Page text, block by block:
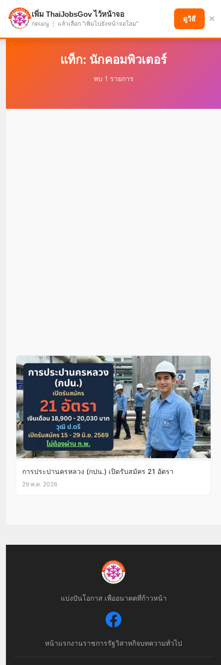
แบ่งปันโอกาส เพื่ออนาคตที่ก้าวหน้า
แท็ก: นักคอมพิวเตอร์
พบ 1 รายการ
การประปานครหลวง (กปน.) เปิดรับสมัคร 21 อัตรา
29 พ.ค. 2026
แบ่งปันโอกาส เพื่ออนาคตที่ก้าวหน้า
หน้าแรกงานราชการรัฐวิสาหกิจบทความทั่วไป
เพิ่ม ThaiJobsGov ไว้หน้าจอ
กดเมนู ⋮ แล้วเลือก "เพิ่มไปยังหน้าจอโฮม"
ดูวิธี ×